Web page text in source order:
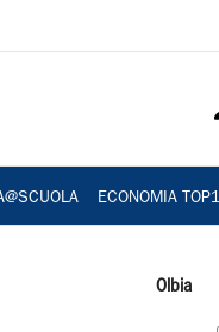
ECONOMIA
Olbia